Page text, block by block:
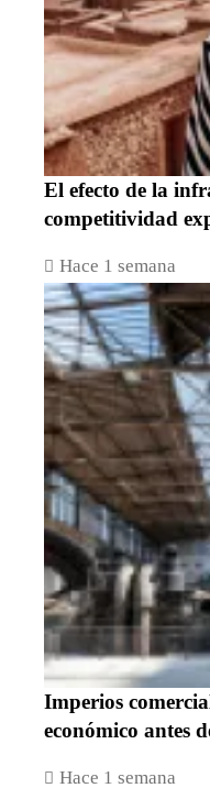
El efecto de la
competitividad
Hace 1 semana
Imperios
económico antes
Hace 1 semana